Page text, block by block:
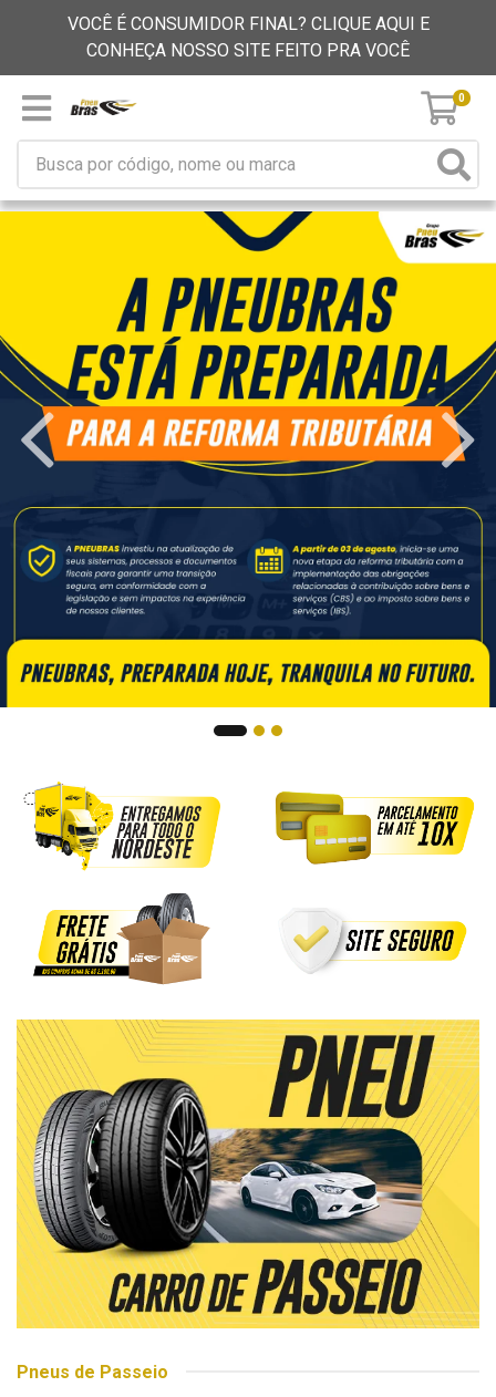
VOCÊ É CONSUMIDOR FINAL? CLIQUE AQUI E
CONHEÇA NOSSO SITE FEITO PRA VOCÊ
0
Pneus de Passeio